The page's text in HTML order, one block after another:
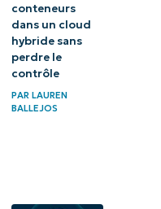
conteneurs
dans un cloud
hybride sans
perdre le
contrôle
PAR LAUREN
BALLEJOS